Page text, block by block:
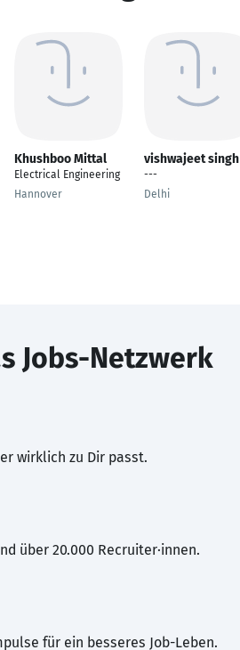
Khushboo Mittal
Electrical Engineering
Hannover
vishwajeet singh
---
Delhi
Jobs-Netzwerk
wirklich zu Dir passt.
über 20.000 Recruiter·innen.
für ein besseres Job-Leben.